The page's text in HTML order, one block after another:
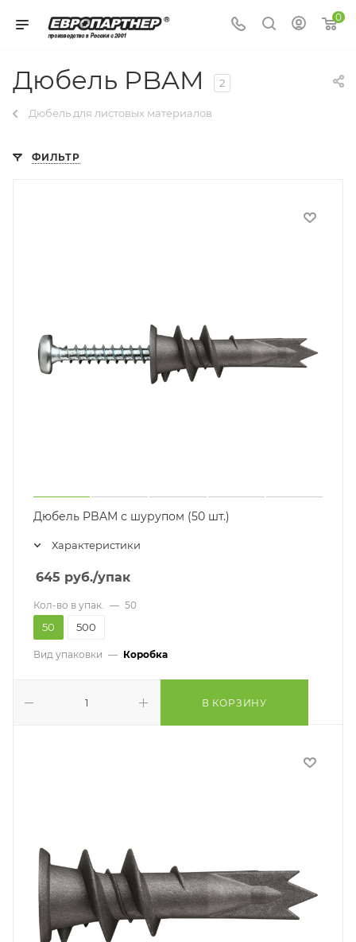
0
Дюбель PBAM 2
Дюбель для листовых материалов
ФИЛЬТР
Дюбель PBAM с шурупом (50 шт.)
Характеристики
645 руб./упак
Кол-во в упак. — 50
50 500
Вид упаковки — Коробка
В КОРЗИНУ